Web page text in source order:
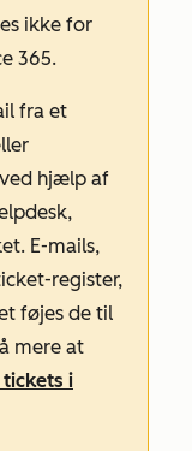
ikke for
365.
fra et
hjælp af
E-mails,
register,
føjes de til
mere at
i